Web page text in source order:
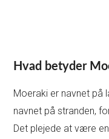
Hvad betyder
Moeraki er navnet på
navnet på stranden,
Det plejede at være